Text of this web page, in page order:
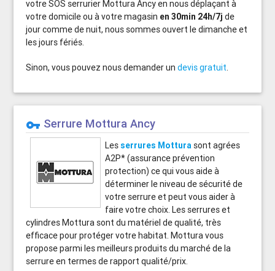
votre SOS serrurier Mottura Ancy en nous déplaçant à
votre domicile ou à votre magasin en 30min 24h/7j de
jour comme de nuit, nous sommes ouvert le dimanche et
les jours fériés.
Sinon, vous pouvez nous demander undevis gratuit.
vpn_key Serrure Mottura Ancy
Lesserrures Mottura sont agrées
A2P* (assurance prévention
protection) ce qui vous aide à
déterminer le niveau de sécurité de
votre serrure et peut vous aider à
faire votre choix. Les serrures et
cylindres Mottura sont du matériel de qualité, très
efficace pour protéger votre habitat. Mottura vous
propose parmi les meilleurs produits du marché de la
serrure en termes de rapport qualité/prix.